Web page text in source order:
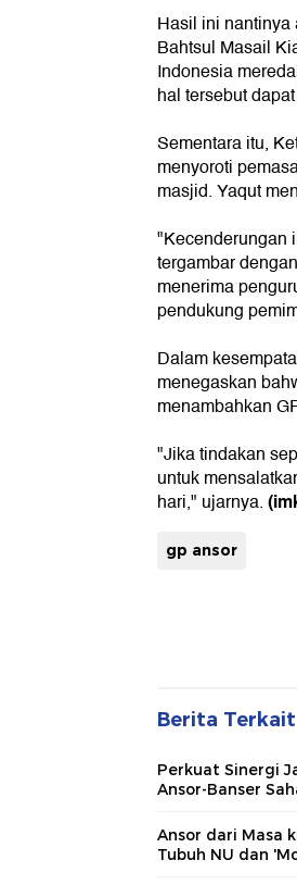
Hasil ini
Bahtsul Masail
Indonesia
hal tersebut
Sementara itu,
menyoroti
masjid. Yaqut
"Kecenderungan
tergambar
menerima
pendukung
Dalam
menegaskan
menambahkan
"Jika tindakan
untuk
hari," ujarnya.
gp ansor
Berita Terkait
Perkuat Sinergi
Ansor-Banser
Ansor dari Masa
Tubuh NU dan